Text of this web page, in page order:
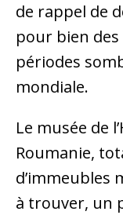
de rappel de
pour bien
périodes
mondiale.
Le musée de
Roumanie,
d’immeubles
à trouver, un